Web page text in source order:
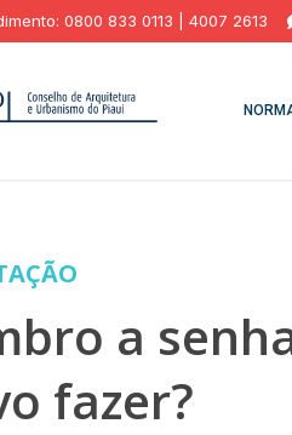
0800 833 0113 | 4007 2613
a
fazer?